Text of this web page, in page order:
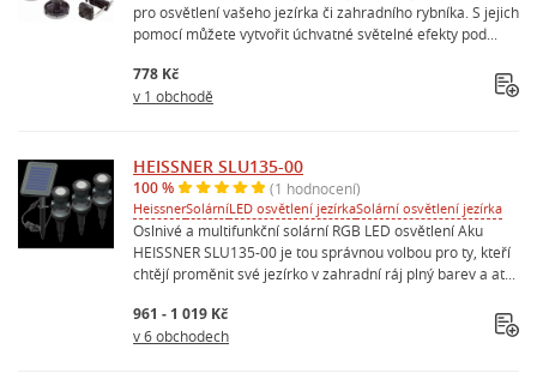
pro osvětlení vašeho jezírka či zahradního rybníka. S jejich
pomocí můžete vytvořit úchvatné světelné efekty pod...
778 Kč
v 1 obchodě
HEISSNER SLU135-00
100 % (1 hodnocení)
HeissnerSolárníLED osvětlení jezírkaSolární osvětlení jezírka
Oslnivé a multifunkční solární RGB LED osvětlení Aku
HEISSNER SLU135-00 je tou správnou volbou pro ty, kteří
chtějí proměnit své jezírko v zahradní ráj plný barev a at...
961 - 1 019 Kč
v 6 obchodech